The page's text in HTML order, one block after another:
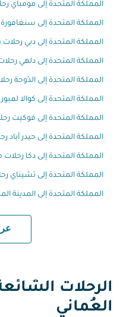
المملكة المتحدة إلى مومباي
المملكة المتحدة إلى
المملكة المتحدة إلى دبي
المملكة المتحدة إلى دلهي
المملكة المتحدة إلى الدّوحة
المملكة المتحدة إلى كوالا
المملكة المتحدة إلى فوكيت
المملكة المتحدة إلى حيدر أباد
المملكة المتحدة إلى دكا رحلات
المملكة المتحدة إلى تشيناي
المملكة المتحدة إلى المدينة
الرحلات
العُماني